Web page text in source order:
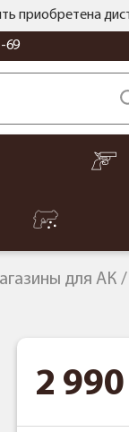
приобретена
69
для АК
2 990